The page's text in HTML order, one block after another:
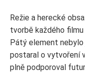
Režie a herecké
tvorbě každého
Pátý element nebylo
postaral o vytvoření
plně podporoval